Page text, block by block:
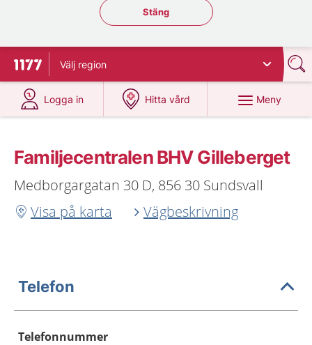
Stäng regionsväljaren
Stäng
Till startsidan för 1177
Välj region
Logga in
på 1177.se
Hitta vård
på 1177.se
Meny
Familjecentralen BHV Gilleberget
Medborgargatan 30 D, 856 30 Sundsvall
Visa på karta
Vägbeskrivning
Telefon
Telefonnummer